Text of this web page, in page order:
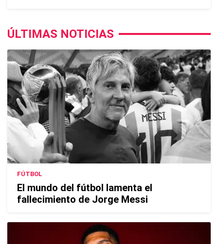
ÚLTIMAS NOTICIAS
FÚTBOL
El mundo del fútbol lamenta el
fallecimiento de Jorge Messi